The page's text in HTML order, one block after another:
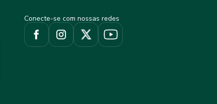
Conecte-se com nossas redes